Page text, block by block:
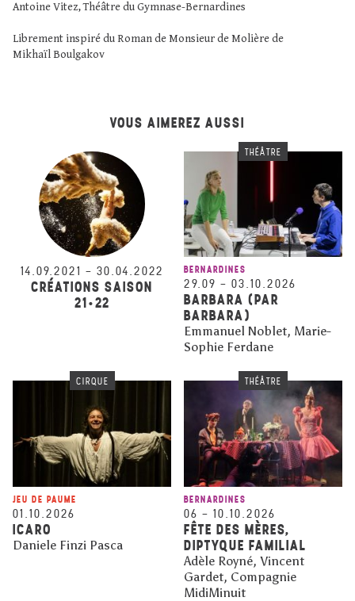
Antoine Vitez, Théâtre du Gymnase-Bernardines
Librement inspiré du Roman de Monsieur de Molière de
Mikhaïl Boulgakov
VOUS AIMEREZ AUSSI
14.09.2021 – 30.04.2022
CRÉATIONS SAISON
21•22
THÉÂTRE
BERNARDINES
29.09 – 03.10.2026
BARBARA (PAR
BARBARA)
Emmanuel Noblet, Marie-
Sophie Ferdane
CIRQUE
JEU DE PAUME
01.10.2026
ICARO
Daniele Finzi Pasca
THÉÂTRE
BERNARDINES
06 – 10.10.2026
FÊTE DES MÈRES,
DIPTYQUE FAMILIAL
Adèle Royné, Vincent
Gardet, Compagnie
MidiMinuit